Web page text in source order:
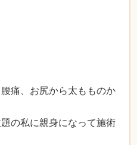
痛、お尻から太もものか
の私に親身になって施術